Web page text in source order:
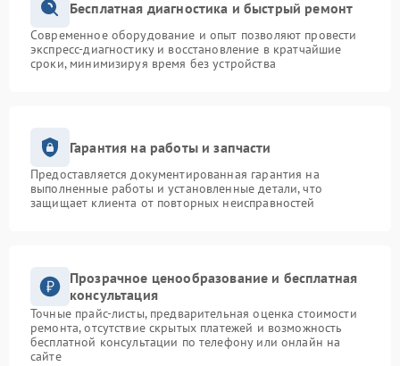
Бесплатная диагностика и быстрый ремонт
Современное оборудование и опыт позволяют провести
экспресс-диагностику и восстановление в кратчайшие
сроки, минимизируя время без устройства
Гарантия на работы и запчасти
Предоставляется документированная гарантия на
выполненные работы и установленные детали, что
защищает клиента от повторных неисправностей
Прозрачное ценообразование и бесплатная
консультация
Точные прайс-листы, предварительная оценка стоимости
ремонта, отсутствие скрытых платежей и возможность
бесплатной консультации по телефону или онлайн на
сайте